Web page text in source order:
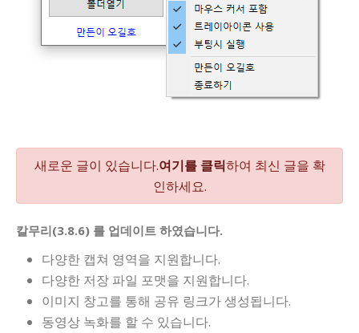
새로운 글이 있습니다.여기를 클릭하여 최신 글을 확
인하세요.
칼무리(3.8.6) 를 업데이트 하였습니다.
다양한 캡쳐 영역을 지원합니다.
다양한 저장 파일 포맷을 지원합니다.
이미지 창고를 통해 공유 링크가 생성됩니다.
동영상 녹화를 할 수 있습니다.